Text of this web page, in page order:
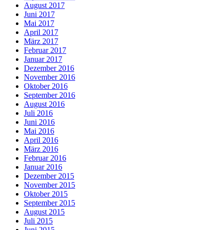
August 2017
Juni 2017
Mai 2017
April 2017
März 2017
Februar 2017
Januar 2017
Dezember 2016
November 2016
Oktober 2016
September 2016
August 2016
Juli 2016
Juni 2016
Mai 2016
April 2016
März 2016
Februar 2016
Januar 2016
Dezember 2015
November 2015
Oktober 2015
September 2015
August 2015
Juli 2015